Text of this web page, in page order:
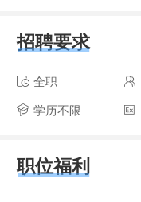
招聘要求
全职
学历不限
职位福利